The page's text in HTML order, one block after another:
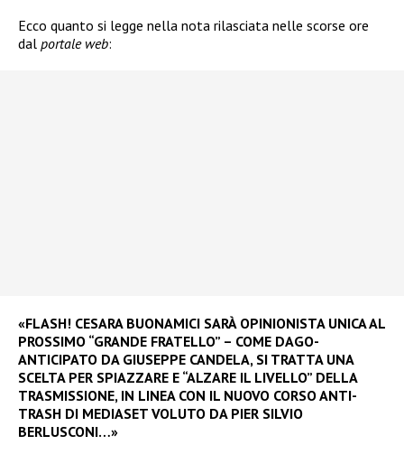
Ecco quanto si legge nella nota rilasciata nelle scorse ore
dal portale web:
«FLASH! CESARA BUONAMICI SARÀ OPINIONISTA UNICA AL
PROSSIMO “GRANDE FRATELLO” – COME DAGO-
ANTICIPATO DA GIUSEPPE CANDELA, SI TRATTA UNA
SCELTA PER SPIAZZARE E “ALZARE IL LIVELLO” DELLA
TRASMISSIONE, IN LINEA CON IL NUOVO CORSO ANTI-
TRASH DI MEDIASET VOLUTO DA PIER SILVIO
BERLUSCONI…»